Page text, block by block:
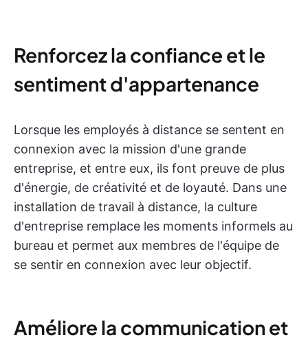
Renforcez la confiance et le
sentiment d'appartenance
Lorsque les employés à distance se sentent en
connexion avec la mission d'une grande
entreprise, et entre eux, ils font preuve de plus
d'énergie, de créativité et de loyauté. Dans une
installation de travail à distance, la culture
d'entreprise remplace les moments informels au
bureau et permet aux membres de l'équipe de
se sentir en connexion avec leur objectif.
Améliore la communication et